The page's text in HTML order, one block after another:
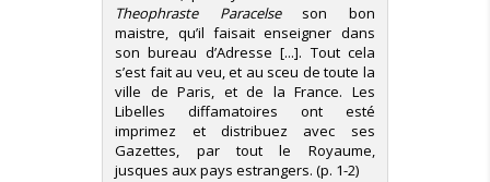
Theophraste Paracelseson bon
maistre, qu’il faisait enseigner dans
son bureau d’Adresse [...]. Tout cela
s’est fait au veu, et au sceu de toute la
ville de Paris, et de la France. Les
Libelles diffamatoires ont esté
imprimez et distribuez avec ses
Gazettes, par tout le Royaume,
jusques aux pays estrangers. (p. 1-2)